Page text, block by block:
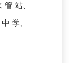
站、
学、